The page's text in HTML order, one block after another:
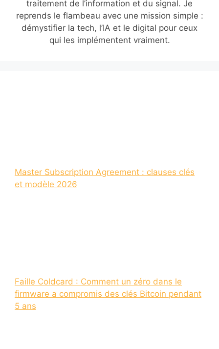
traitement de l’information et du signal. Je
reprends le flambeau avec une mission simple :
démystifier la tech, l’IA et le digital pour ceux
qui les implémentent vraiment.
Master Subscription Agreement : clauses clés
et modèle 2026
Faille Coldcard : Comment un zéro dans le
firmware a compromis des clés Bitcoin pendant
5 ans